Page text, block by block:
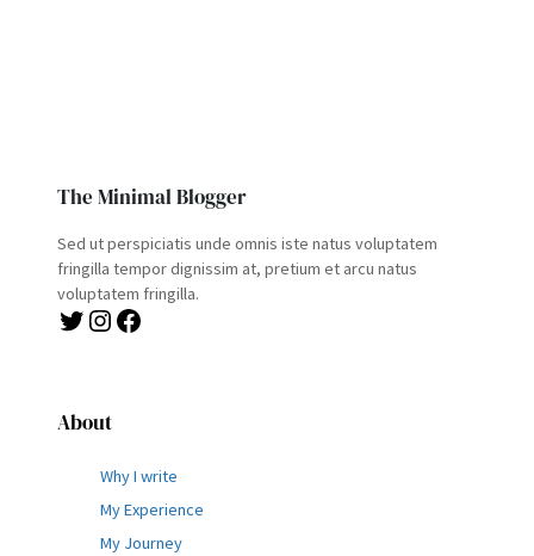
The Minimal Blogger
Sed ut perspiciatis unde omnis iste natus voluptatem
fringilla tempor dignissim at, pretium et arcu natus
voluptatem fringilla.
Twitter Instagram Facebook
About
Why I write
My Experience
My Journey